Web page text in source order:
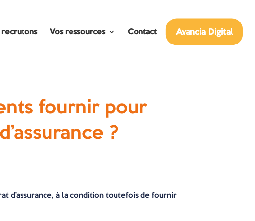
recrutons Vos ressources Contact Avancia Digital
fournir pour
?
d’assurance, à la condition toutefois de fournir